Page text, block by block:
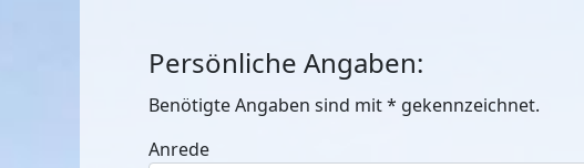
Persönliche Angaben:
Benötigte Angaben sind mit* gekennzeichnet.
Anrede